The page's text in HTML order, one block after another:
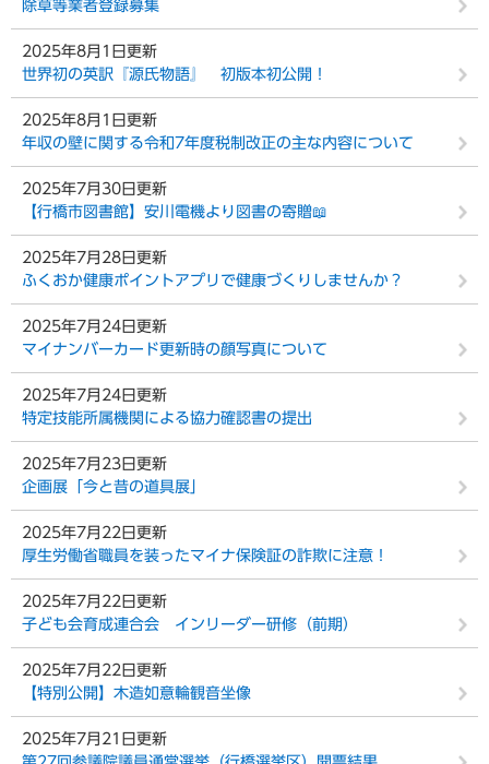
除草等業者登録募集
2025年8月1日更新
世界初の英訳『源氏物語』 初版本初公開！
2025年8月1日更新
年収の壁に関する令和7年度税制改正の主な内容について
2025年7月30日更新
【行橋市図書館】安川電機より図書の寄贈📖
2025年7月28日更新
ふくおか健康ポイントアプリで健康づくりしませんか？
2025年7月24日更新
マイナンバーカード更新時の顔写真について
2025年7月24日更新
特定技能所属機関による協力確認書の提出
2025年7月23日更新
企画展「今と昔の道具展」
2025年7月22日更新
厚生労働省職員を装ったマイナ保険証の詐欺に注意！
2025年7月22日更新
子ども会育成連合会 インリーダー研修（前期）
2025年7月22日更新
【特別公開】木造如意輪観音坐像
2025年7月21日更新